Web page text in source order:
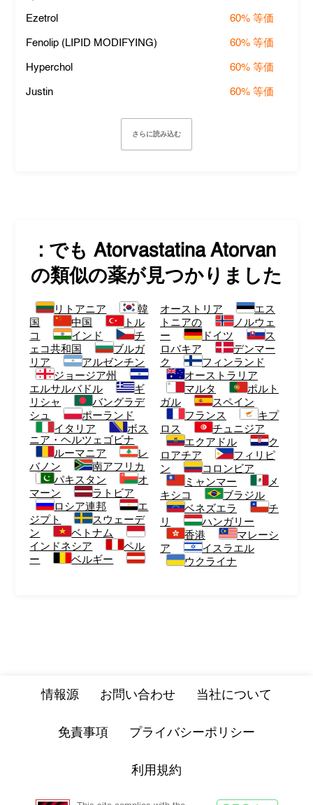
Ezetrol 60% 等価
Fenolip (LIPID MODIFYING) 60% 等価
Hyperchol 60% 等価
Justin 60% 等価
さらに読み込む
: でも Atorvastatina Atorvan
の類似の薬が見つかりました
リトアニア
韓
国
中国
トル
コ
インド
チ
ェコ共和国
ブルガ
リア
アルゼンチン
ジョージア州
エルサルバドル
ギ
リシャ
バングラデ
シュ
ポーランド
イタリア
ボス
ニア・ヘルツェゴビナ
ルーマニア
レ
バノン
南アフリカ
パキスタン
オ
マーン
ラトビア
ロシア連邦
エ
ジプト
スウェーデ
ン
ベトナム
インドネシア
ペル
ー
ベルギー
オーストリア
エス
トニアの
ノルウェ
ー
ドイツ
ス
ロバキア
デンマー
ク
フィンランド
オーストラリア
マルタ
ポルト
ガル
スペイン
フランス
キプ
ロス
チュニジア
エクアドル
ク
ロアチア
フィリピ
ン
コロンビア
ミャンマー
メ
キシコ
ブラジル
ベネズエラ
チ
リ
ハンガリー
香港
マレーシ
ア
イスラエル
ウクライナ
情報源 お問い合わせ 当社について
免責事項 プライバシーポリシー
利用規約